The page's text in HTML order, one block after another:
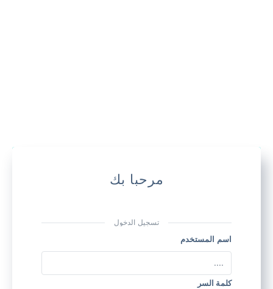
مرحبا بك
تسجيل الدخول
اسم المستخدم
كلمة السر